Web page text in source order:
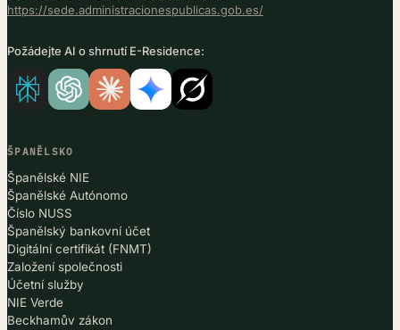
https://sede.administracionespublicas.gob.es/
Požádejte AI o shrnutí E-Residence:
ŠPANĚLSKO
Španělské NIE
Španělské Autónomo
Číslo NUSS
Španělský bankovní účet
Digitální certifikát (FNMT)
Založení společnosti
Účetní služby
NIE Verde
Beckhamův zákon